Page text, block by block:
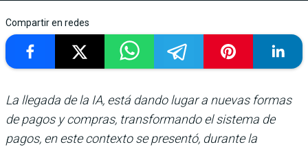
Compartir en redes
La llegada de la IA, está dando lugar a nuevas formas
de pagos y compras, transformando el sistema de
pagos, en este contexto se presentó, durante la